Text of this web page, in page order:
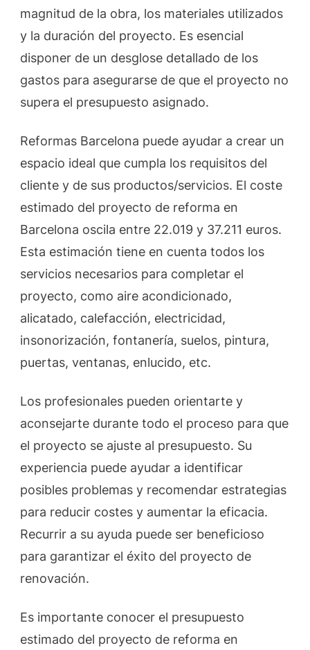
magnitud de la obra, los materiales utilizados
y la duración del proyecto. Es esencial
disponer de un desglose detallado de los
gastos para asegurarse de que el proyecto no
supera el presupuesto asignado.
Reformas Barcelona puede ayudar a crear un
espacio ideal que cumpla los requisitos del
cliente y de sus productos/servicios. El coste
estimado del proyecto de reforma en
Barcelona oscila entre 22.019 y 37.211 euros.
Esta estimación tiene en cuenta todos los
servicios necesarios para completar el
proyecto, como aire acondicionado,
alicatado, calefacción, electricidad,
insonorización, fontanería, suelos, pintura,
puertas, ventanas, enlucido, etc.
Los profesionales pueden orientarte y
aconsejarte durante todo el proceso para que
el proyecto se ajuste al presupuesto. Su
experiencia puede ayudar a identificar
posibles problemas y recomendar estrategias
para reducir costes y aumentar la eficacia.
Recurrir a su ayuda puede ser beneficioso
para garantizar el éxito del proyecto de
renovación.
Es importante conocer el presupuesto
estimado del proyecto de reforma en